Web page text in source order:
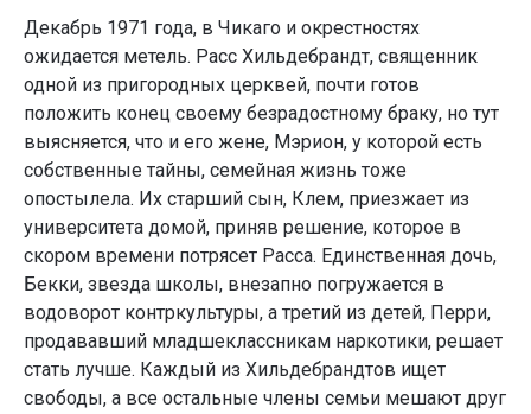
Декабрь 1971 года, в Чикаго и окрестностях
ожидается метель. Расс Хильдебрандт, священник
одной из пригородных церквей, почти готов
положить конец своему безрадостному браку, но тут
выясняется, что и его жене, Мэрион, у которой есть
собственные тайны, семейная жизнь тоже
опостылела. Их старший сын, Клем, приезжает из
университета домой, приняв решение, которое в
скором времени потрясет Расса. Единственная дочь,
Бекки, звезда школы, внезапно погружается в
водоворот контркультуры, а третий из детей, Перри,
продававший младшеклассникам наркотики, решает
стать лучше. Каждый из Хильдебрандтов ищет
свободы, а все остальные члены семьи мешают друг